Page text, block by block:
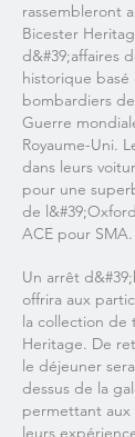
rassembleront
Bicester
d&#39;affaires
historique basé
bombardiers
Guerre
Royaume-Uni.
dans leurs
pour une
de
ACE pour SMA.
Un arrêt
offrira aux
la collection de
Heritage. De
le déjeuner
dessus de la
permettant
leurs